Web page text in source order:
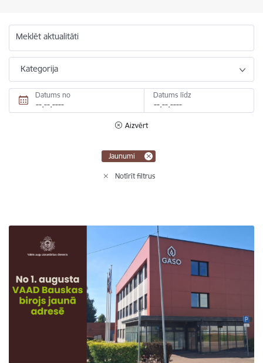
Meklēt aktualitāti
Kategorija
Datums no Datums līdz
Aizvērt
Jaunumi
Notīrīt filtrus